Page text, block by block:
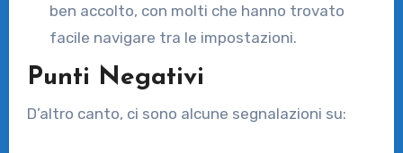
ben accolto, con molti che hanno trovato
facile navigare tra le impostazioni.
Punti Negativi
D’altro canto, ci sono alcune segnalazioni su: